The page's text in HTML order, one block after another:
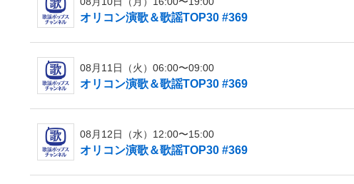
オリコン演歌＆歌謡TOP30 #369
08月11日（火）06:00〜09:00
オリコン演歌＆歌謡TOP30 #369
08月12日（水）12:00〜15:00
オリコン演歌＆歌謡TOP30 #369